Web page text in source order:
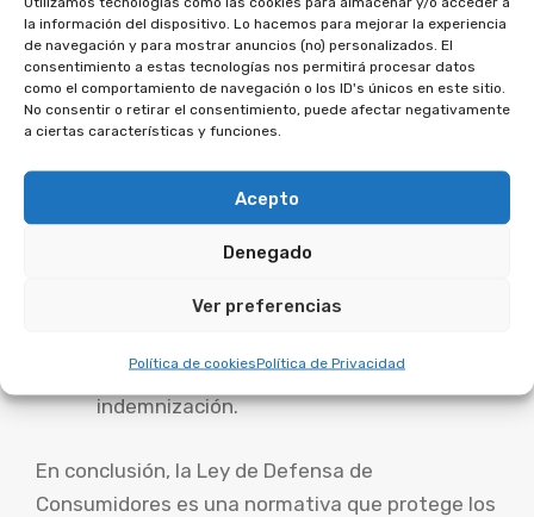
la información del dispositivo. Lo hacemos para mejorar la experiencia
de navegación y para mostrar anuncios (no) personalizados. El
consentimiento a estas tecnologías nos permitirá procesar datos
como el comportamiento de navegación o los ID's únicos en este sitio.
No consentir o retirar el consentimiento, puede afectar negativamente
a ciertas características y funciones.
Acepto
Denegado
Ver preferencias
Política de cookiesPolítica de Privacidad
incumplimiento de las obligaciones
contractuales por parte de las entidades
financieras, como el incumplimiento de los
plazos de amortización o la imposición de
comisiones ilegales.
Cancelación de contratos: Los
consumidores pueden utilizar la Ley de
Defensa de Consumidores para cancelar
del plazo legal de 14 días naturales desde
justificar su decisión ni pagar ninguna
indemnización.
En conclusión, la Ley de Defensa de
Consumidores es una normativa que protege los